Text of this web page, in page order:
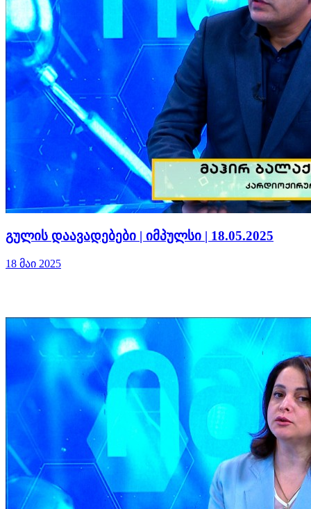
გულის დაავადებები | იმპულსი | 18.05.2025
18 მაი 2025